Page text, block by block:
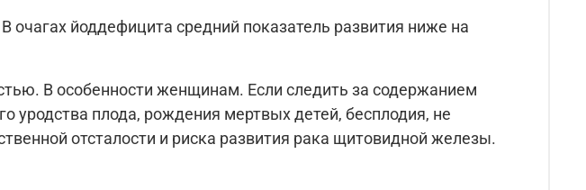
очагах йоддефицита средний показатель развития ниже на
В особенности женщинам. Если следить за содержанием
уродства плода, рождения мертвых детей, бесплодия, не
отсталости и риска развития рака щитовидной железы.